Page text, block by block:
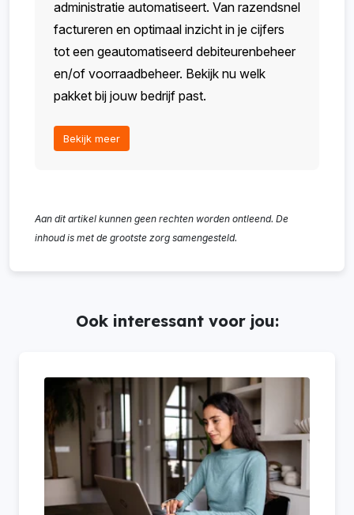
administratie automatiseert. Van razendsnel
factureren en optimaal inzicht in je cijfers
tot een geautomatiseerd debiteurenbeheer
en/of voorraadbeheer. Bekijk nu welk
pakket bij jouw bedrijf past.
Bekijk meer
Aan dit artikel kunnen geen rechten worden ontleend. De
inhoud is met de grootste zorg samengesteld.
Ook interessant voor jou: